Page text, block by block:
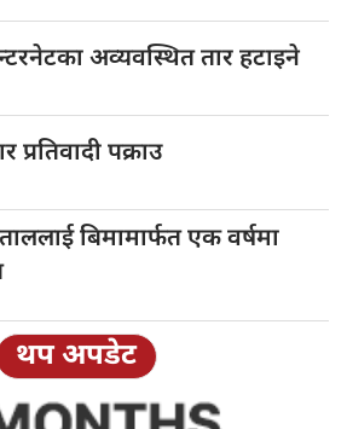
अव्यवस्थित तार हटाइने
प्रतिवादी पक्राउ
बिमामार्फत एक वर्षमा
थप अपडेट